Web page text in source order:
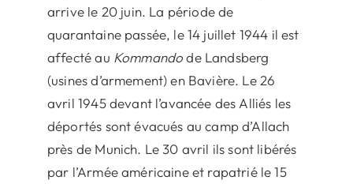
arrive le 20 juin. La période de
quarantaine passée, le 14 juillet 1944 il est
affecté au Kommandode Landsberg
(usines d’armement) en Bavière. Le 26
avril 1945 devant l’avancée des Alliés les
déportés sont évacués au camp d’Allach
près de Munich. Le 30 avril ils sont libérés
par l’Armée américaine et rapatrié le 15